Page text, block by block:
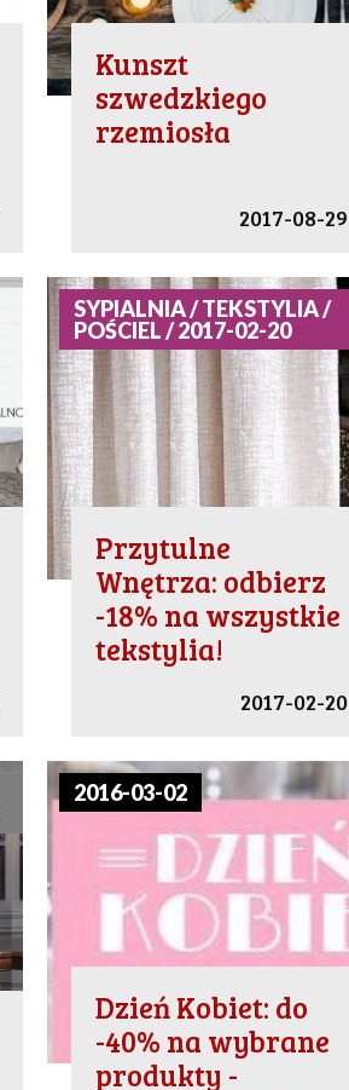
Kunszt
szwedzkiego
rzemiosła
2017-08-29
SYPIALNIA / TEKSTYLIA /
POŚCIEL / 2017-02-20
Przytulne
Wnętrza: odbierz
-18% na wszystkie
tekstylia!
2017-02-20
2016-03-02
Dzień Kobiet: do
-40% na wybrane
produkty -